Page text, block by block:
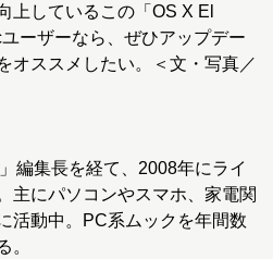
上しているこの「OS X El
ーザーなら、ぜひアップデー
オススメしたい。＜文・写真／
編集長を経て、2008年にライ
主にパソコンやスマホ、家電関
活動中。PC系ムックを年間数
。